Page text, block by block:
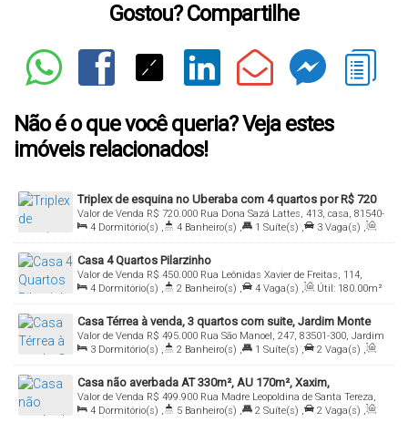
Gostou? Compartilhe
Não é o que você queria? Veja estes
imóveis relacionados!
Triplex de esquina no Uberaba com 4 quartos por R$ 720
mil com 188 m²
R$ 720.000
Valor de Venda
Rua Dona Sazá Lattes, 413, casa, 81540-
460, Uberaba, Curitiba, Paraná, Brasil
4 Dormitório(s) , 4 Banheiro(s) , 1 Suíte(s) , 3 Vaga(s) ,
Útil: 188.00m²
Casa 4 Quartos Pilarzinho
R$ 450.000
Valor de Venda
Rua Leônidas Xavier de Freitas, 114,
Casa, 82115-040, Pilarzinho, Curitiba, Paraná, Brasil
4 Dormitório(s) , 2 Banheiro(s) , 4 Vaga(s) , Útil: 180.00m²
Casa Térrea à venda, 3 quartos com suite, Jardim Monte
Santo, Almirante Tamandaré - CA0133.
R$ 495.000
Valor de Venda
Rua São Manoel, 247, 83501-300, Jardim
Monte Santo, Almirante Tamandaré, Paraná, Brasil
3 Dormitório(s) , 2 Banheiro(s) , 1 Suíte(s) , 2 Vaga(s) ,
Útil: 170.00m²
Casa não averbada AT 330m², AU 170m², Xaxim,
Curitiba/PR
R$ 499.900
Valor de Venda
Rua Madre Leopoldina de Santa Tereza,
75, 81830-170, Xaxim, Curitiba, Paraná, Brasil
4 Dormitório(s) , 5 Banheiro(s) , 2 Suíte(s) , 2 Vaga(s) ,